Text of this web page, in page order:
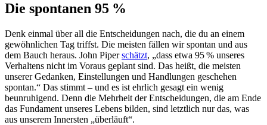
Die spontanen 95 %
Denk einmal über all die Entscheidungen nach, die du an einem
gewöhnlichen Tag triffst. Die meisten fällen wir spontan und aus
dem Bauch heraus. John Piperschätzt, „dass etwa 95 % unseres
Verhaltens nicht im Voraus geplant sind. Das heißt, die meisten
unserer Gedanken, Einstellungen und Handlungen geschehen
spontan.“ Das stimmt – und es ist ehrlich gesagt ein wenig
beunruhigend. Denn die Mehrheit der Entscheidungen, die am Ende
das Fundament unseres Lebens bilden, sind letztlich nur das, was
aus unserem Innersten „überläuft“.